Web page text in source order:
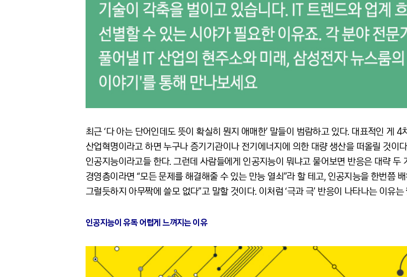
최근 ‘다 아는 단어인데도 뜻이 확실히 뭔지 애매한’ 말들이 범람하고 있다. 대표적인 게
산업혁명이라고 하면 누구나 증기기관이나 전기에너지에 의한 대량 생산을 떠올릴 것이
인공지능이라고들 한다. 그런데 사람들에게 인공지능이 뭐냐고 물어보면 반응은 대략 두
경영층이라면 “모든 문제를 해결해줄 수 있는 만능 열쇠”라 할 테고, 인공지능을 한번쯤
그럴듯하지 아무짝에 쓸모 없다”고 말할 것이다. 이처럼 ‘극과 극’ 반응이 나타나는 이유는
인공지능이 유독 어렵게 느껴지는 이유